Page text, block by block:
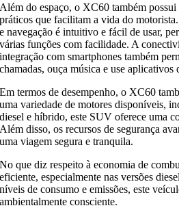
Além do espaço, o XC60 também possui
práticos que facilitam a vida do
e navegação é intuitivo e fácil de usar,
várias funções com facilidade. A
integração com smartphones também
chamadas, ouça música e use aplicativos
Em termos de desempenho, o XC60
uma variedade de motores disponíveis,
diesel e híbrido, este SUV oferece uma
Além disso, os recursos de segurança
uma viagem segura e tranquila.
No que diz respeito à economia de
eficiente, especialmente nas versões
níveis de consumo e emissões, este
ambientalmente consciente.